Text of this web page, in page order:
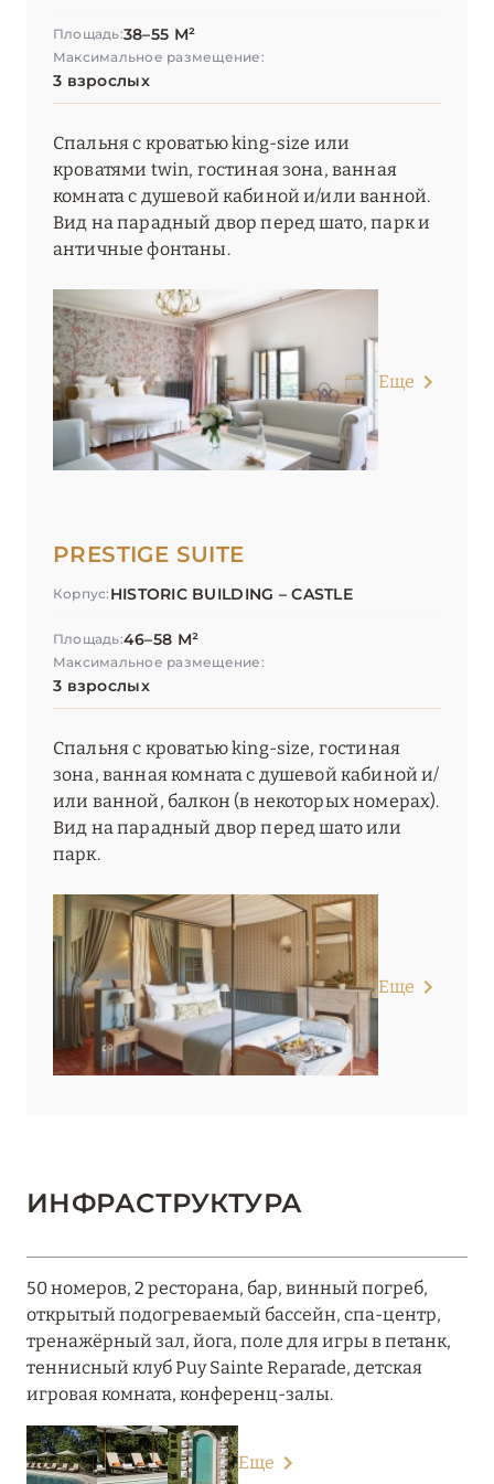
Площадь:38–55 М²
Максимальное размещение:
3 взрослых
Спальня с кроватью king-size или
кроватями twin, гостиная зона, ванная
комната с душевой кабиной и/или ванной.
Вид на парадный двор перед шато, парк и
античные фонтаны.
Еще
PRESTIGE SUITE
Корпус: HISTORIC BUILDING – CASTLE
Площадь:46–58 М²
Максимальное размещение:
3 взрослых
Спальня с кроватью king-size, гостиная
зона, ванная комната с душевой кабиной и/
или ванной, балкон (в некоторых номерах).
Вид на парадный двор перед шато или
парк.
Еще
ИНФРАСТРУКТУРА
50 номеров, 2 ресторана, бар, винный погреб,
открытый подогреваемый бассейн, спа-центр,
тренажёрный зал, йога, поле для игры в петанк,
теннисный клуб Puy Sainte Reparade, детская
игровая комната, конференц-залы.
Еще